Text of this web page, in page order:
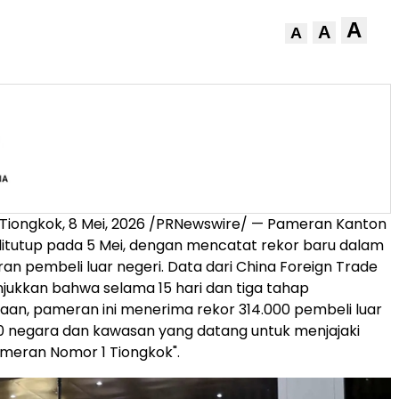
A A A
,8 Mei, 2026 /PRNewswire/ — Pameran Kanton
pada 5 Mei, dengan mencatat rekor baru dalam
pembeli luar negeri. Data dari China Foreign Trade
bahwa selama 15 hari dan tiga tahap
pameran ini menerima rekor 314.000 pembeli luar
negara dan kawasan yang datang untuk menjajaki
Nomor 1 Tiongkok".